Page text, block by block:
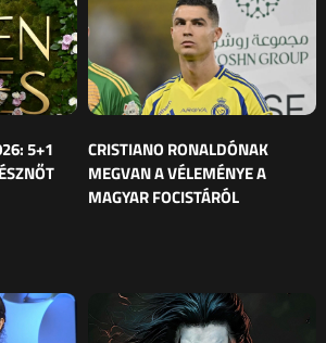
5+1
CRISTIANO RONALDÓNAK
MEGVAN A VÉLEMÉNYE A
MAGYAR FOCISTÁRÓL